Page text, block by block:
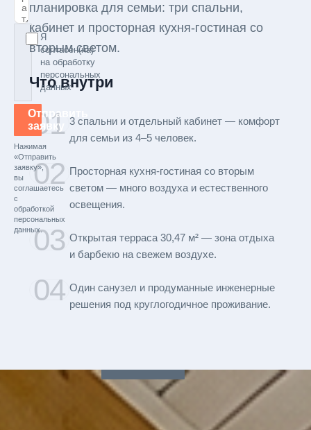
Я
согласен(на)
на обработку
персональных
данных
Отправить
заявку
Нажимая
«Отправить
заявку»,
вы
соглашаетесь
с
обработкой
персональных
данных.
планировка для семьи: три спальни,
кабинет и просторная кухня-гостиная со
вторым светом.
Что внутри
01 3 спальни и отдельный кабинет — комфорт
для семьи из 4–5 человек.
02 Просторная кухня-гостиная со вторым
светом — много воздуха и естественного
освещения.
03 Открытая терраса 30,47 м² — зона отдыха
и барбекю на свежем воздухе.
04 Один санузел и продуманные инженерные
решения под круглогодичное проживание.